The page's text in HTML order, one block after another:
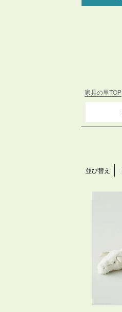
家具の里TOP
価格
並び替え